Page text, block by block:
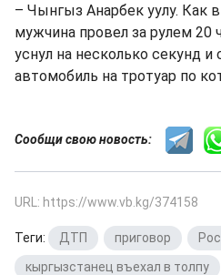
– Чынгыз Анарбек уулу. Как
мужчина провел за рулем 20
уснул на несколько секунд и
автомобиль на тротуар по
Сообщи свою новость:
URL: https://www.vb.kg/374158
Теги: ДТП приговор
кыргызстанец въехал в толпу